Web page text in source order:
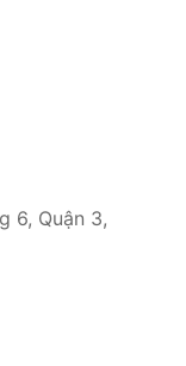
6, Quận 3,